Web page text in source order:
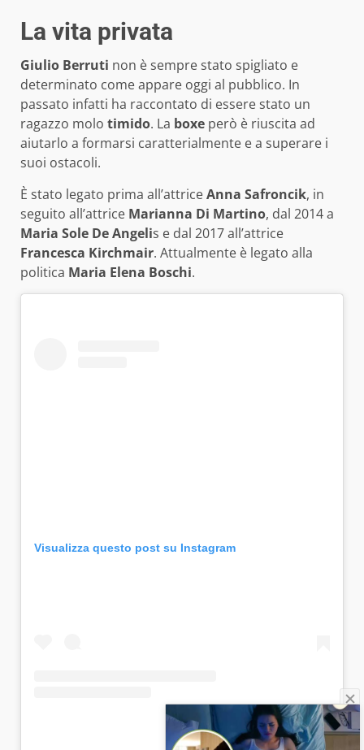
La vita privata
Giulio Berruti non è sempre stato spigliato e
determinato come appare oggi al pubblico. In
passato infatti ha raccontato di essere stato un
ragazzo molo timido. La boxe però è riuscita ad
aiutarlo a formarsi caratterialmente e a superare i
suoi ostacoli.
È stato legato prima all’attriceAnna Safroncik, in
seguito all’attrice Marianna Di Martino, dal 2014 a
Maria Sole De Angelis e dal 2017 all’attrice
Francesca Kirchmair. Attualmente è legato alla
politica Maria Elena Boschi.
Visualizza questo post su Instagram